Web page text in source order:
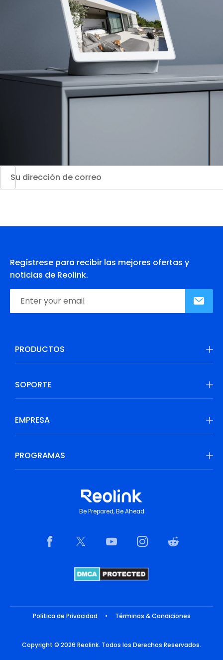
Regístrese para recibir las mejores ofertas y
noticias de Reolink.
PRODUCTOS
SOPORTE
EMPRESA
PROGRAMAS
Be Prepared, Be Ahead
Política de Privacidad • Términos & Condiciones
Copyright © 2026 Reolink. Todos los Derechos Reservados.